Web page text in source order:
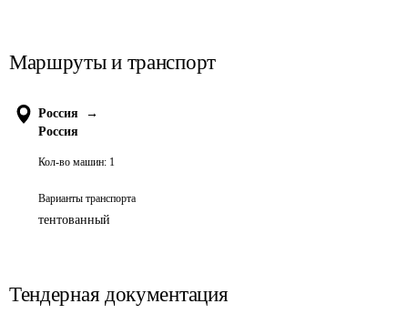
Маршруты и транспорт
Россия
→
Россия
Кол-во машин: 1
Варианты транспорта
тентованный
Тендерная документация